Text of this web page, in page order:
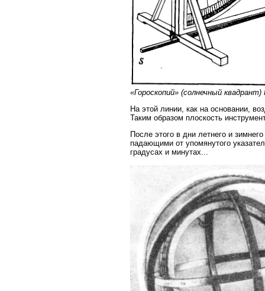
«Гороскопий» (солнечный
На этой линии, как на основании,
Таким образом плоскость
После этого в дни летнего и
падающими от упомянутого
градусах и минутах...